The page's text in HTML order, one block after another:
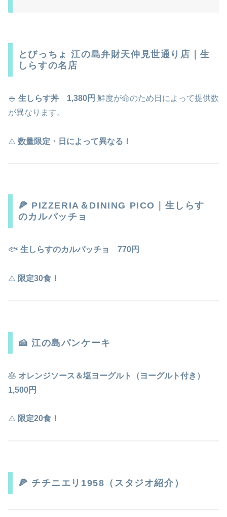
とびっちょ 江の島弁財天仲見世通り店｜生
しらすの名店
🍚 生しらす丼 1,380円 鮮度が命のため日によって提供数
が異なります。
⚠️ 数量限定・日によって異なる！
🍕 PIZZERIA＆DINING PICO｜生しらす
のカルパッチョ
🐟 生しらすのカルパッチョ 770円
⚠️ 限定30食！
🍰 江の島パンケーキ
🥞 オレンジソース＆塩ヨーグルト（ヨーグルト付き）
1,500円
⚠️ 限定20食！
🍕 チチニエリ1958（スタジオ紹介）